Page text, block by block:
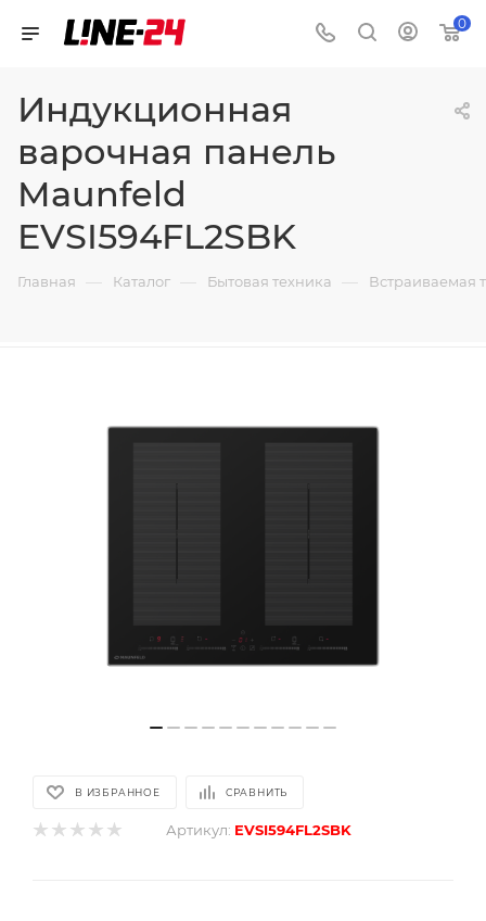
0
Индукционная
варочная панель
Maunfeld
EVSI594FL2SBK
Главная — Каталог — Бытовая техника — Встраиваемая
В ИЗБРАННОЕ СРАВНИТЬ
Артикул: EVSI594FL2SBK